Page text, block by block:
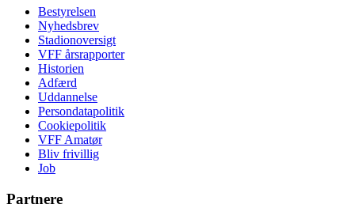
Bestyrelsen
Nyhedsbrev
Stadionoversigt
VFF årsrapporter
Historien
Adfærd
Uddannelse
Persondatapolitik
Cookiepolitik
VFF Amatør
Bliv frivillig
Job
Partnere